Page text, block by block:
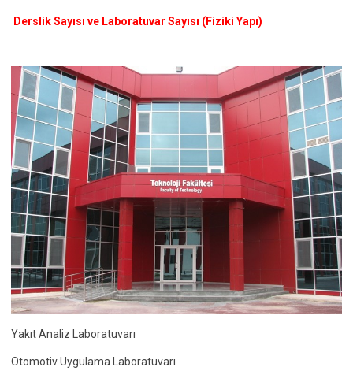
Derslik Sayısı ve Laboratuvar Sayısı (Fiziki Yapı)
Yakıt Analiz Laboratuvarı
Otomotiv Uygulama Laboratuvarı